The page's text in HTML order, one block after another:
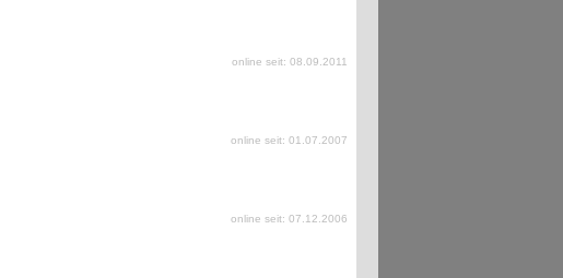
online seit: 08.09.2011
online seit: 01.07.2007
online seit: 07.12.2006